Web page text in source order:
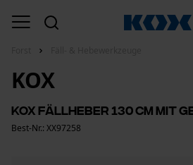
KOX
KOX Fällheber 130 cm mit
Best-Nr.: XX97258